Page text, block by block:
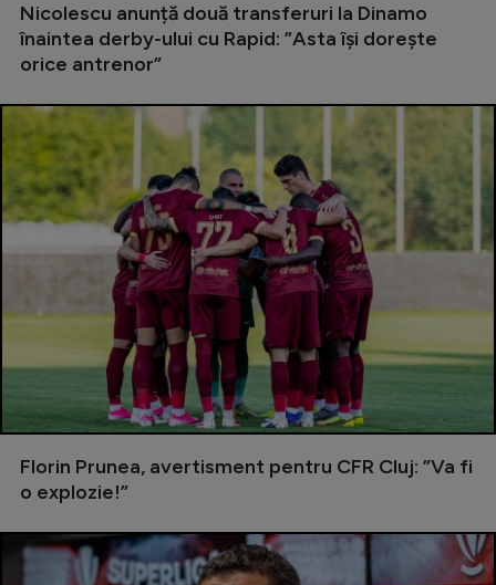
Formula 1
Auto
Rugby
Ciclism
Alte sporturi
JO 2024
JO 2026
Intră în cont
Nicolescu anunță două transferuri la Dinamo
înaintea derby-ului cu Rapid: ”Asta își dorește
orice antrenor”
Florin Prunea, avertisment pentru CFR Cluj: ”Va fi
o explozie!”